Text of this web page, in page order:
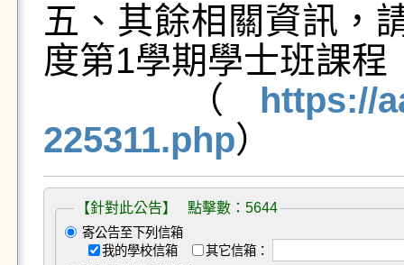
五、其餘相關資訊，
度第1學期學士班課
（ https://
225311.php）
【針對此公告】 點擊數：5644
寄公告至下列信箱
我的學校信箱
其它信箱：